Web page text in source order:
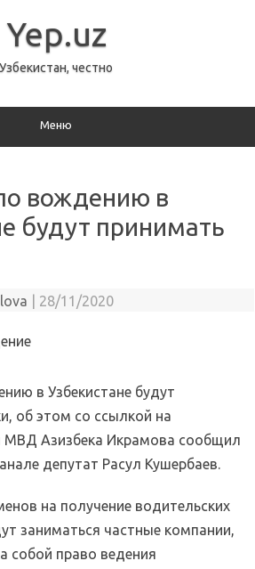
Yep.uz
Узбекистан, честно
Меню
вождению в
будут принимать
28/11/2020
в Узбекистане будут
об этом со ссылкой на
МВД Азизбека Икрамова сообщил
депутат Расул Кушербаев.
на получение водительских
заниматься частные компании,
собой право ведения